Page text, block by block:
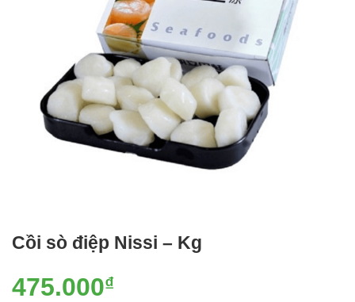
Cồi sò điệp Nissi – Kg
475.000₫